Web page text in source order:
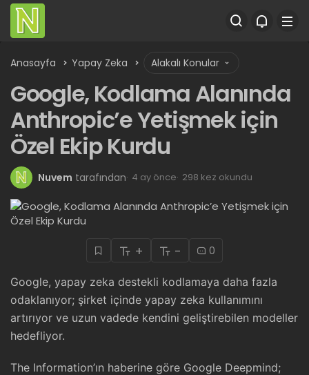
Anasayfa Yapay Zeka Alakalı Konular
Google, Kodlama Alanında
Anthropic’e Yetişmek için
Özel Ekip Kurdu
Nuvem tarafından 4 ay önce 298 kez okundu
+ - 0
Google, yapay zeka destekli kodlamaya daha fazla
odaklanıyor; şirket içinde yapay zeka kullanımını
artırıyor ve uzun vadede kendini geliştirebilen modeller
hedefliyor.
The Information’ın haberine göre Google Deepmind;